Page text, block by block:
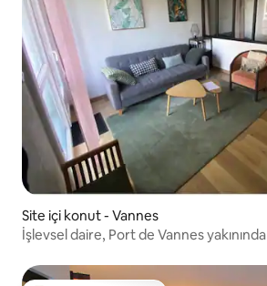
Site içi konut - Vannes
İşlevsel daire, Port de Vannes yakınında